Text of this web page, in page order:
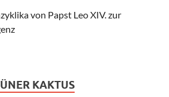
von Papst Leo XIV. zur
KAKTUS